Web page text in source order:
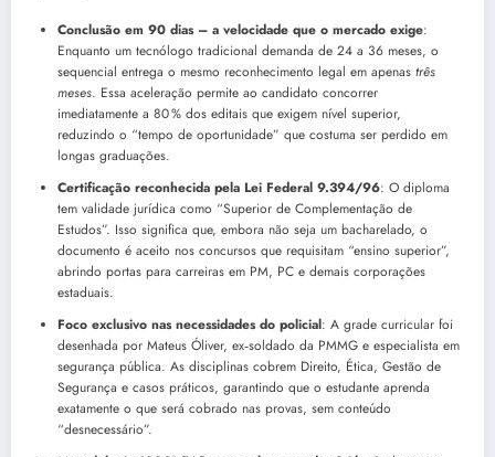
Conclusão em 90 dias – a velocidade que o mercado exige:
Enquanto um tecnólogo tradicional demanda de 24 a 36 meses, o
sequencial entrega o mesmo reconhecimento legal em apenas três
meses. Essa aceleração permite ao candidato concorrer
imediatamente a 80 % dos editais que exigem nível superior,
reduzindo o “tempo de oportunidade” que costuma ser perdido em
longas graduações.
Certificação reconhecida pela Lei Federal 9.394/96: O diploma
tem validade jurídica como “Superior de Complementação de
Estudos”. Isso significa que, embora não seja um bacharelado, o
documento é aceito nos concursos que requisitam “ensino superior”,
abrindo portas para carreiras em PM, PC e demais corporações
estaduais.
Foco exclusivo nas necessidades do policial: A grade curricular foi
desenhada por Mateus Óliver, ex‑soldado da PMMG e especialista em
segurança pública. As disciplinas cobrem Direito, Ética, Gestão de
Segurança e casos práticos, garantindo que o estudante aprenda
exatamente o que será cobrado nas provas, sem conteúdo
“desnecessário”.